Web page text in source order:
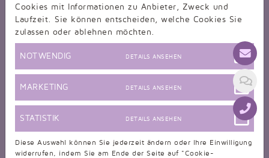
Cookies mit Informationen zu Anbieter, Zweck und
Laufzeit. Sie können entscheiden, welche Cookies Sie
zulassen oder ablehnen möchten.
NOTWENDIG DETAILS ANSEHEN
MARKETING DETAILS ANSEHEN
STATISTIK DETAILS ANSEHEN
Diese Auswahl können Sie jederzeit ändern oder Ihre Einwilligung
widerrufen, indem Sie am Ende der Seite auf "Cookie-